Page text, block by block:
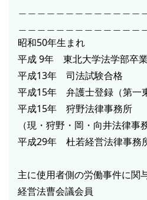
昭和50年生まれ
平成 9年 東北大学法学部卒業
平成13年 司法試験合格
平成15年 弁護士登録（第一
平成15年 狩野法律事務所
（現・狩野・岡・向井法律事
平成29年 杜若経営法律事務
主に使用者側の労働事件に関
経営法曹会議会員